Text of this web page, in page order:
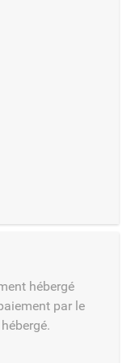
hébergé
par le